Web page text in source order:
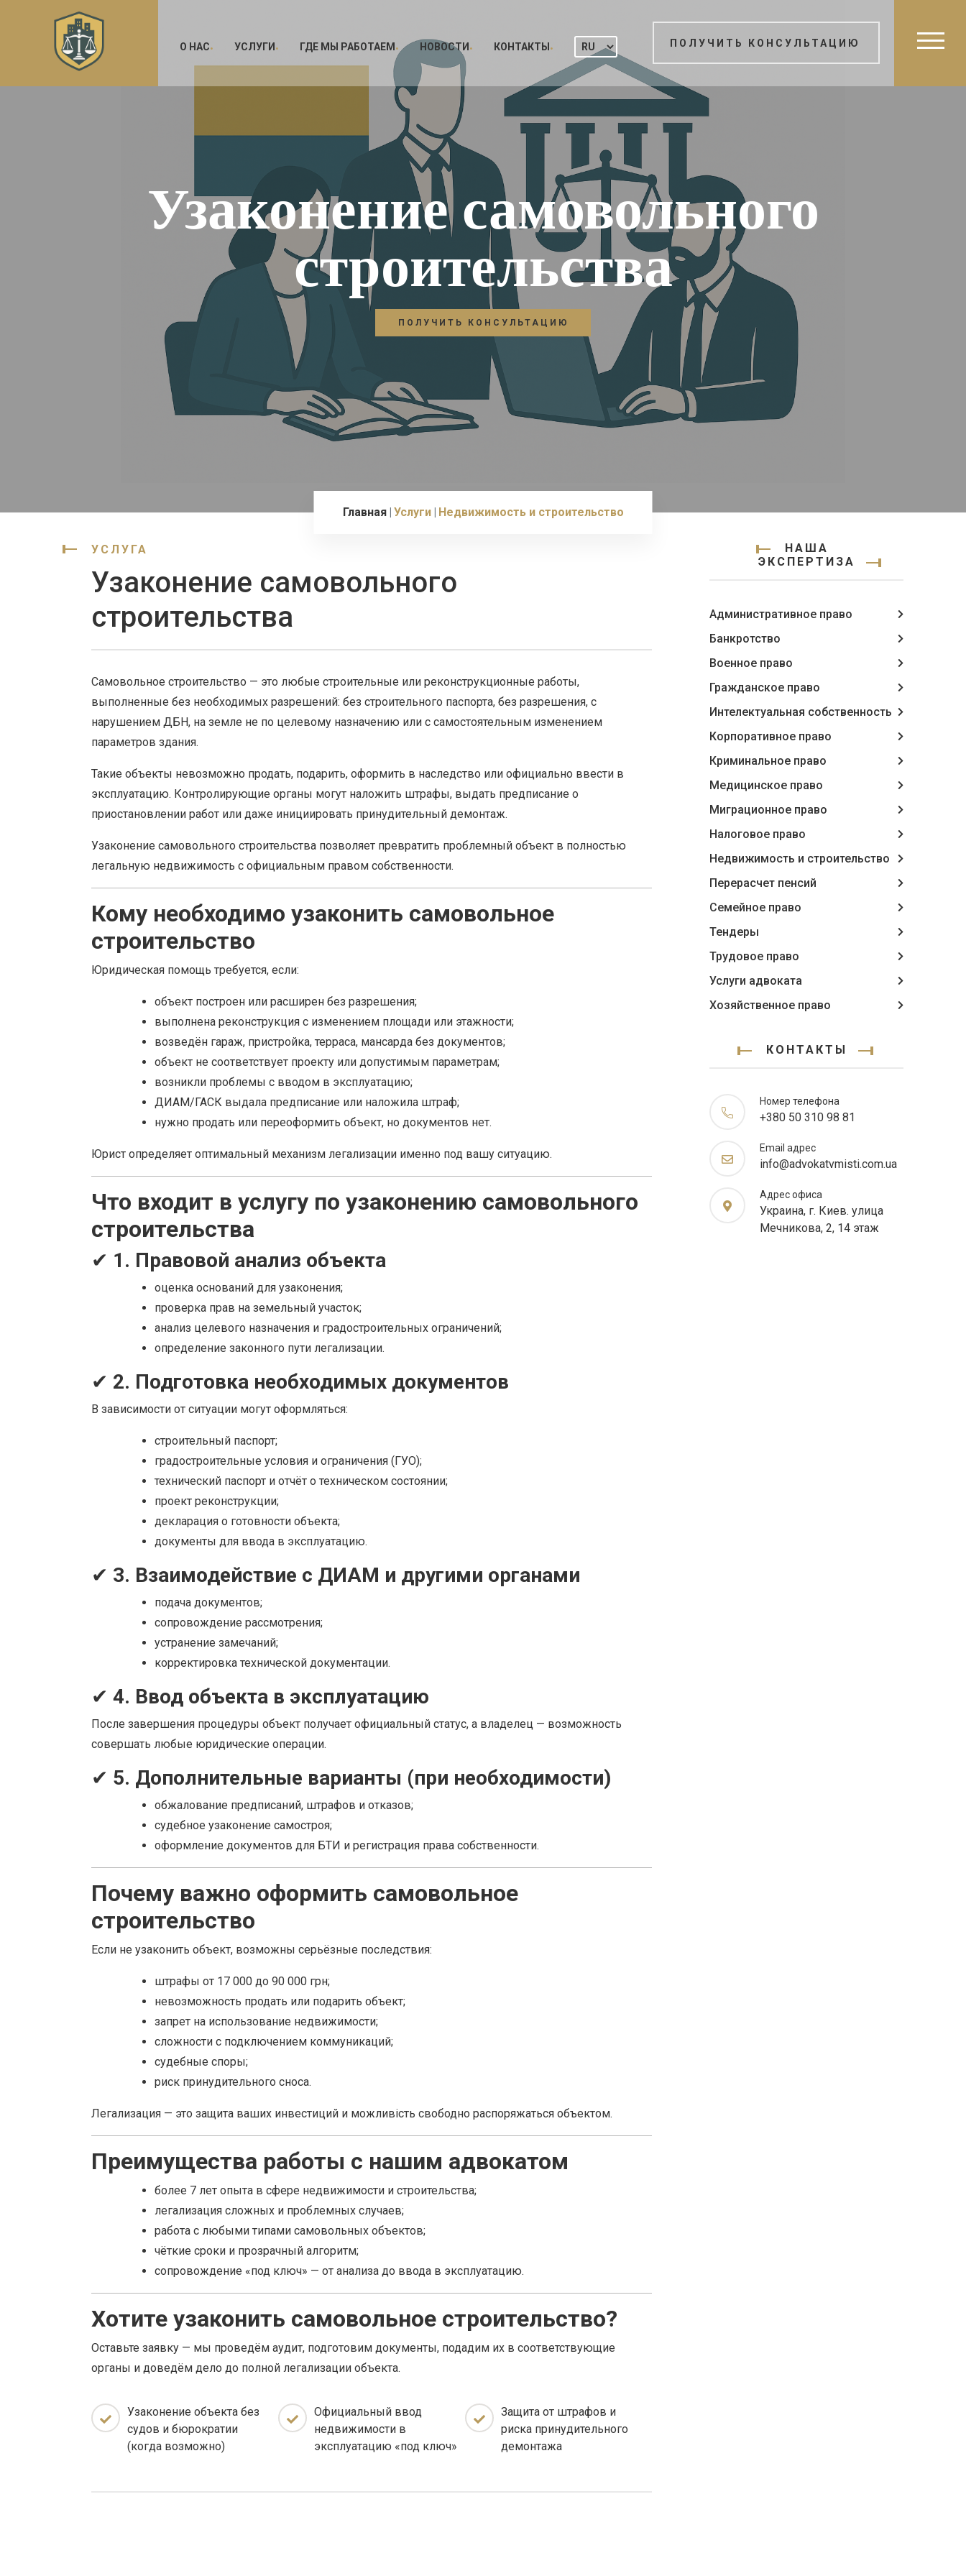
О НАС УСЛУГИ ГДЕ МЫ РАБОТАЕМ НОВОСТИ КОНТАКТЫ ПОЛУЧИТЬ КОНСУЛЬТАЦИЮ
Узаконение самовольного
строительства
ПОЛУЧИТЬ КОНСУЛЬТАЦИЮ
Главная Услуги Недвижимость и строительство
УСЛУГА
Узаконение самовольного
строительства
Самовольное строительство — это любые строительные или реконструкционные работы,
выполненные без необходимых разрешений: без строительного паспорта, без разрешения, с
нарушением ДБН, на земле не по целевому назначению или с самостоятельным изменением
параметров здания.
Такие объекты невозможно продать, подарить, оформить в наследство или официально ввести в
эксплуатацию. Контролирующие органы могут наложить штрафы, выдать предписание о
приостановлении работ или даже инициировать принудительный демонтаж.
Узаконение самовольного строительства позволяет превратить проблемный объект в полностью
легальную недвижимость с официальным правом собственности.
Кому необходимо узаконить самовольное
строительство
Юридическая помощь требуется, если:
объект построен или расширен без разрешения;
выполнена реконструкция с изменением площади или этажности;
возведён гараж, пристройка, терраса, мансарда без документов;
объект не соответствует проекту или допустимым параметрам;
возникли проблемы с вводом в эксплуатацию;
ДИАМ/ГАСК выдала предписание или наложила штраф;
нужно продать или переоформить объект, но документов нет.
Юрист определяет оптимальный механизм легализации именно под вашу ситуацию.
Что входит в услугу по узаконению самовольного
строительства
✔ 1. Правовой анализ объекта
оценка оснований для узаконения;
проверка прав на земельный участок;
анализ целевого назначения и градостроительных ограничений;
определение законного пути легализации.
✔ 2. Подготовка необходимых документов
В зависимости от ситуации могут оформляться:
строительный паспорт;
градостроительные условия и ограничения (ГУО);
технический паспорт и отчёт о техническом состоянии;
проект реконструкции;
декларация о готовности объекта;
документы для ввода в эксплуатацию.
✔ 3. Взаимодействие с ДИАМ и другими органами
подача документов;
сопровождение рассмотрения;
устранение замечаний;
корректировка технической документации.
✔ 4. Ввод объекта в эксплуатацию
После завершения процедуры объект получает официальный статус, а владелец — возможность
совершать любые юридические операции.
✔ 5. Дополнительные варианты (при необходимости)
обжалование предписаний, штрафов и отказов;
судебное узаконение самостроя;
оформление документов для БТИ и регистрация права собственности.
Почему важно оформить самовольное
строительство
Если не узаконить объект, возможны серьёзные последствия:
штрафы от 17 000 до 90 000 грн;
невозможность продать или подарить объект;
запрет на использование недвижимости;
сложности с подключением коммуникаций;
судебные споры;
риск принудительного сноса.
Легализация — это защита ваших инвестиций и можливість свободно распоряжаться объектом.
Преимущества работы с нашим адвокатом
более 7 лет опыта в сфере недвижимости и строительства;
легализация сложных и проблемных случаев;
работа с любыми типами самовольных объектов;
чёткие сроки и прозрачный алгоритм;
сопровождение «под ключ» — от анализа до ввода в эксплуатацию.
Хотите узаконить самовольное строительство?
Оставьте заявку — мы проведём аудит, подготовим документы, подадим их в соответствующие
органы и доведём дело до полной легализации объекта.
Узаконение объекта без
судов и бюрократии
(когда возможно)
Официальный ввод
недвижимости в
эксплуатацию «под ключ»
Защита от штрафов и
риска принудительного
демонтажа
НАША
ЭКСПЕРТИЗА
Административное право
Банкротство
Военное право
Гражданское право
Интелектуальная собственность
Корпоративное право
Криминальное право
Медицинское право
Миграционное право
Налоговое право
Недвижимость и строительство
Перерасчет пенсий
Семейное право
Тендеры
Трудовое право
Услуги адвоката
Хозяйственное право
КОНТАКТЫ
Номер телефона
+380 50 310 98 81
Email адрес
info@advokatvmisti.com.ua
Адрес офиса
Украина, г. Киев. улица
Мечникова, 2, 14 этаж